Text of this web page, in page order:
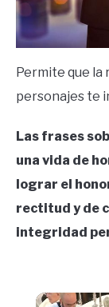
Permite que
personajes te
Las frases
una vida de
lograr el
rectitud y de
integridad